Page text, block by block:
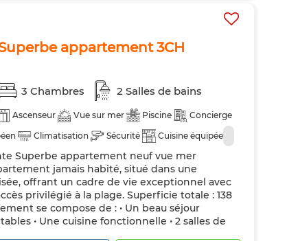
appartement 3CH
3 Chambres 2 Salles de bains
Ascenseur Vue sur mer Piscine
Concierge
Climatisation Sécurité Cuisine équipée
Superbe appartement neuf vue mer
jamais habité, situé dans une
offrant un cadre de vie exceptionnel avec
privilégié à la plage. Superficie totale : 138
se compose de : • Un beau séjour
• Une cuisine fonctionnelle • 2 salles de